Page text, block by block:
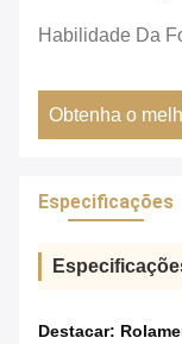
Habilidade Da
Obtenha o
Especificações
Destacar: